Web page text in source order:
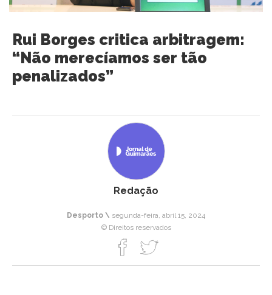
Rui Borges critica arbitragem:
“Não merecíamos ser tão
penalizados”
Redação
Desporto \ segunda-feira, abril 15, 2024
© Direitos reservados